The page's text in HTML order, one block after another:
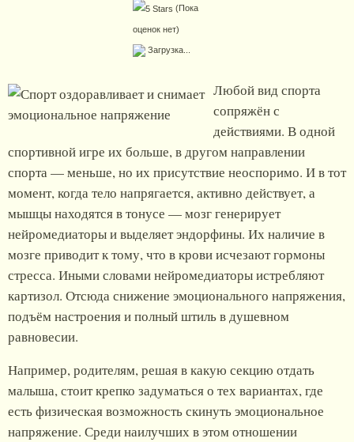
(Пока
оценок нет)
Загрузка...
Любой вид спорта
сопряжён с
действиями. В одной
спортивной игре их больше, в другом направлении
спорта — меньше, но их присутствие неоспоримо. И в тот
момент, когда тело напрягается, активно действует, а
мышцы находятся в тонусе — мозг генерирует
нейромедиаторы и выделяет эндорфины. Их наличие в
мозге приводит к тому, что в крови исчезают гормоны
стресса. Иными словами нейромедиаторы истребляют
картизол. Отсюда снижение эмоционального напряжения,
подъём настроения и полный штиль в душевном
равновесии.
Например, родителям, решая в какую секцию отдать
малыша, стоит крепко задуматься о тех вариантах, где
есть физическая возможность скинуть эмоциональное
напряжение. Среди наилучших в этом отношении